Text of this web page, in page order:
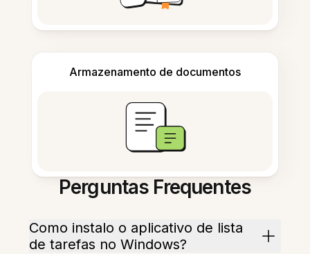
Armazenamento de documentos
Perguntas Frequentes
Como instalo o aplicativo de lista
de tarefas no Windows?